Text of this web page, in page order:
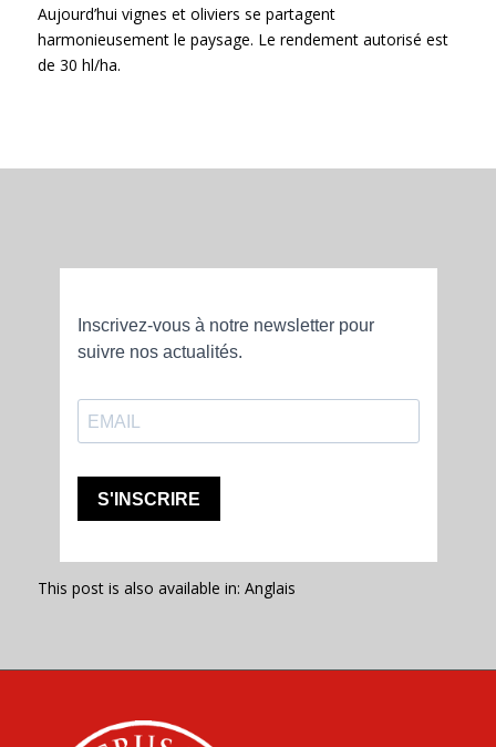
Aujourd’hui vignes et oliviers se partagent
harmonieusement le paysage. Le rendement autorisé est
de 30 hl/ha.
This post is also available in: Anglais